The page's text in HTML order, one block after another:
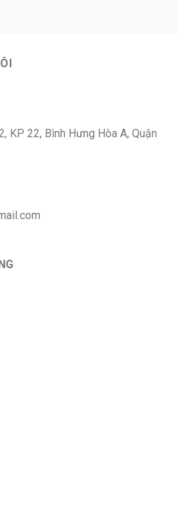
22, Bình Hưng Hòa A, Quận